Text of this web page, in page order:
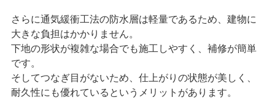
さらに通気緩衝工法の防水層は軽量であるため、建物に
大きな負担はかかりません。
下地の形状が複雑な場合でも施工しやすく、補修が簡単
です。
そしてつなぎ目がないため、仕上がりの状態が美しく、
耐久性にも優れているというメリットがあります。